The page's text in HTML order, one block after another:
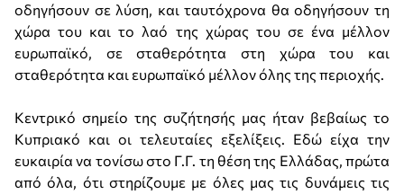
οδηγήσουν σε λύση, και ταυτόχρονα θα οδηγήσουν τη
χώρα του και το λαό της χώρας του σε ένα μέλλον
ευρωπαϊκό, σε σταθερότητα στη χώρα του και
σταθερότητα και ευρωπαϊκό μέλλον όλης της περιοχής.
Κεντρικό σημείο της συζήτησής μας ήταν βεβαίως το
Κυπριακό και οι τελευταίες εξελίξεις. Εδώ είχα την
ευκαιρία να τονίσω στο Γ.Γ. τη θέση της Ελλάδας, πρώτα
από όλα, ότι στηρίζουμε με όλες μας τις δυνάμεις τις